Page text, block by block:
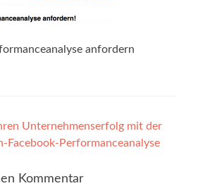
anfordern
Unternehmenserfolg mit der
Facebook-Performanceanalyse
Kommentar